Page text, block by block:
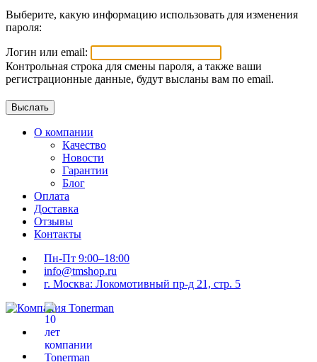
Выберите, какую информацию использовать для изменения
пароля:
Логин или email:
Контрольная строка для смены пароля, а также ваши
регистрационные данные, будут высланы вам по email.
О компании
Качество
Новости
Гарантии
Блог
Оплата
Доставка
Отзывы
Контакты
Пн-Пт 9:00–18:00
info@tmshop.ru
г. Москва: Локомотивный пр-д 21, стр. 5